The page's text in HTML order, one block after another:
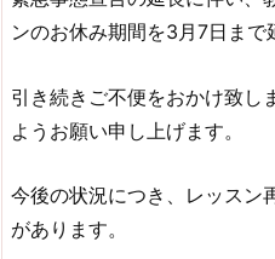
ンのお休み期間を3月7日まで
引き続きご不便をおかけ致し
ようお願い申し上げます。
今後の状況につき、レッスン
があります。